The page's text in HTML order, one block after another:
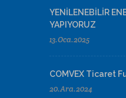
YENİLENEBİLİR
YAPIYORUZ
13.Oca.2025
COMVEX Ticaret
20.Ara.2024